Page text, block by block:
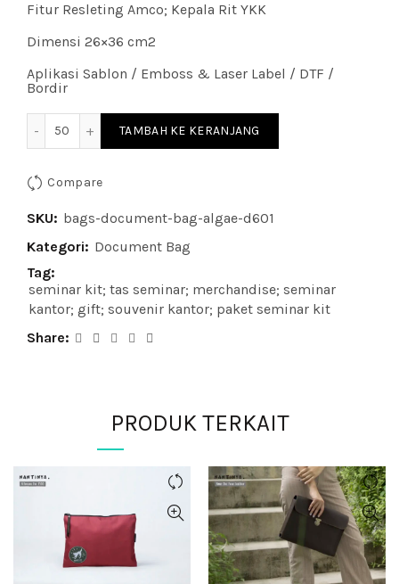
Fitur Resleting Amco; Kepala Rit YKK
Dimensi 26×36 cm2
Aplikasi Sablon / Emboss & Laser Label / DTF /
Bordir
Kuantitas Algae Doc D601
TAMBAH KE KERANJANG
Compare
SKU: bags-document-bag-algae-d601
Kategori: Document Bag
Tag:
seminar kit; tas seminar; merchandise; seminar
kantor; gift; souvenir kantor; paket seminar kit
Share
PRODUK TERKAIT